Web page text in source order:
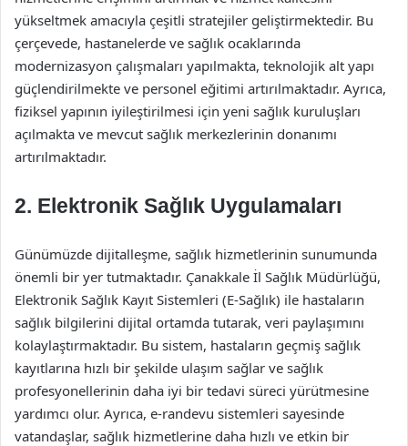
yükseltmek amacıyla çeşitli stratejiler geliştirmektedir. Bu
çerçevede, hastanelerde ve sağlık ocaklarında
modernizasyon çalışmaları yapılmakta, teknolojik alt yapı
güçlendirilmekte ve personel eğitimi artırılmaktadır. Ayrıca,
fiziksel yapının iyileştirilmesi için yeni sağlık kuruluşları
açılmakta ve mevcut sağlık merkezlerinin donanımı
artırılmaktadır.
2. Elektronik Sağlık Uygulamaları
Günümüzde dijitalleşme, sağlık hizmetlerinin sunumunda
önemli bir yer tutmaktadır. Çanakkale İl Sağlık Müdürlüğü,
Elektronik Sağlık Kayıt Sistemleri (E-Sağlık) ile hastaların
sağlık bilgilerini dijital ortamda tutarak, veri paylaşımını
kolaylaştırmaktadır. Bu sistem, hastaların geçmiş sağlık
kayıtlarına hızlı bir şekilde ulaşım sağlar ve sağlık
profesyonellerinin daha iyi bir tedavi süreci yürütmesine
yardımcı olur. Ayrıca, e-randevu sistemleri sayesinde
vatandaşlar, sağlık hizmetlerine daha hızlı ve etkin bir